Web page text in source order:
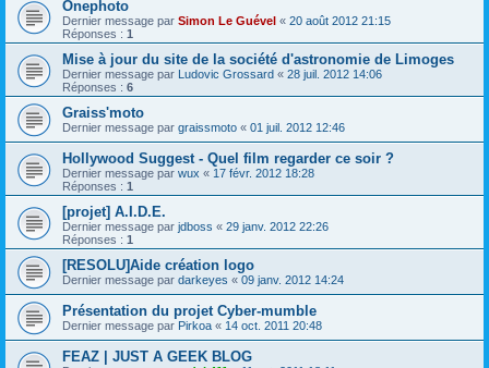
Onephoto
Dernier message par Simon Le Guével « 20 août 2012 21:15
Réponses : 1
Mise à jour du site de la société d'astronomie de Limoges
Dernier message par Ludovic Grossard « 28 juil. 2012 14:06
Réponses : 6
Graiss'moto
Dernier message par graissmoto « 01 juil. 2012 12:46
Hollywood Suggest - Quel film regarder ce soir ?
Dernier message par wux « 17 févr. 2012 18:28
Réponses : 1
[projet] A.I.D.E.
Dernier message par jdboss « 29 janv. 2012 22:26
Réponses : 1
[RESOLU]Aide création logo
Dernier message par darkeyes « 09 janv. 2012 14:24
Présentation du projet Cyber-mumble
Dernier message par Pirkoa « 14 oct. 2011 20:48
FEAZ | JUST A GEEK BLOG